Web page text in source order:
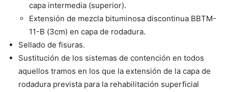
capa intermedia (superior).
Extensión de mezcla bituminosa discontinua BBTM-
11-B (3cm) en capa de rodadura.
Sellado de fisuras.
Sustitución de los sistemas de contención en todos
aquellos tramos en los que la extensión de la capa de
rodadura prevista para la rehabilitación superficial